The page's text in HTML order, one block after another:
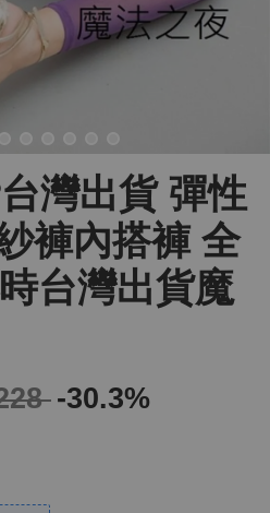
灣出貨 彈性
褲內搭褲 全
台灣出貨魔
-30.3%